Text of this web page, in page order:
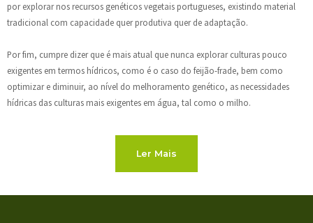
por explorar nos recursos genéticos vegetais portugueses, existindo material
tradicional com capacidade quer produtiva quer de adaptação.
Por fim, cumpre dizer que é mais atual que nunca explorar culturas pouco
exigentes em termos hídricos, como é o caso do feijão-frade, bem como
optimizar e diminuir, ao nível do melhoramento genético, as necessidades
hídricas das culturas mais exigentes em água, tal como o milho.
Ler Mais